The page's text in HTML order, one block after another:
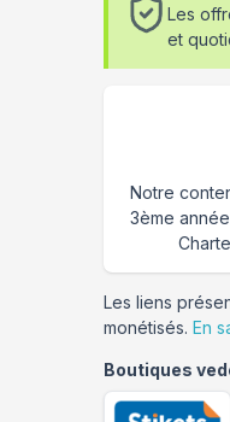
Les
et
Notre
3ème
Les liens
monétisés. En
Boutiques